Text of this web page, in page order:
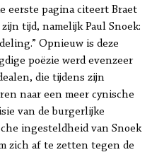
eerste pagina citeert Braet
tijd, namelijk Paul Snoek:
Opnieuw is deze
poëzie werd evenzeer
die tijdens zijn
naar een meer cynische
van de burgerlijke
ingesteldheid van Snoek
zich af te zetten tegen de